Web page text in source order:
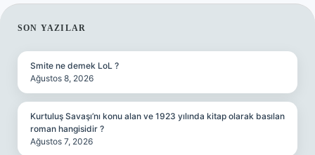
SIDEBAR
SON YAZILAR
Smite ne demek LoL ?
Ağustos 8, 2026
Kurtuluş Savaşı’nı konu alan ve 1923 yılında kitap olarak basılan
roman hangisidir ?
Ağustos 7, 2026